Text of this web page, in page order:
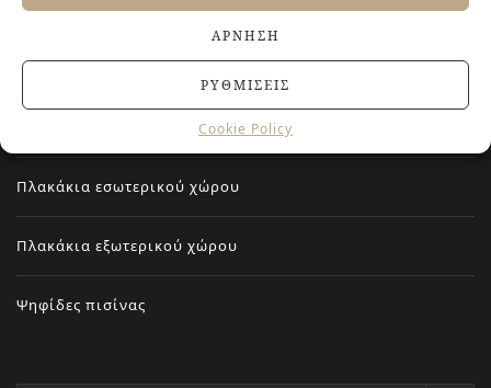
ΆΡΝΗΣΗ
ΡΥΘΜΊΣΕΙΣ
Cookie Policy
HOT ΚΑΤΗΓΟΡΙΕΣ
Πλακάκια μπάνιου
Πλακάκια εσωτερικού χώρου
Πλακάκια εξωτερικού χώρου
Ψηφίδες πισίνας